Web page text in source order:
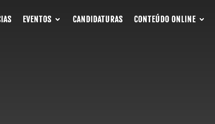
EVENTOS CANDIDATURAS CONTEÚDO ONLINE
EVENTOS CANDIDATURAS CONTEÚDO ONLINE
EVENTOS CANDIDATURAS CONTEÚDO ONLINE